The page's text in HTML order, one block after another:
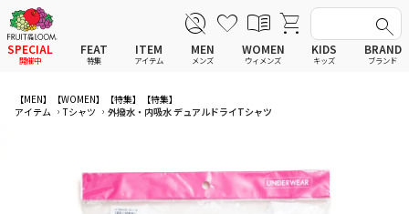
SPECIAL
開催中
FEAT
特集
ITEM
アイテム
全てのアイテム
スウェットパーカー
パンツ
ワンピース
スカート
MEN
メンズ
全てのメンズ アイテム
スウェットパーカー
パンツ
セットアップ
その他ウェア
WOMEN
ウィメンズ
全てのウィメンズ
スウェットパーカー
パンツ
ワンピース
スカート
KIDS
キッズ
全てのキッズ
スウェットパーカー
パンツ
ワンピース
スカート
BRAND
ブランド
【MEN】 【WOMEN】 【特集】
【特集】
アイテム
Tシャツ 外撥水・内吸水 デュアルドライTシャツ